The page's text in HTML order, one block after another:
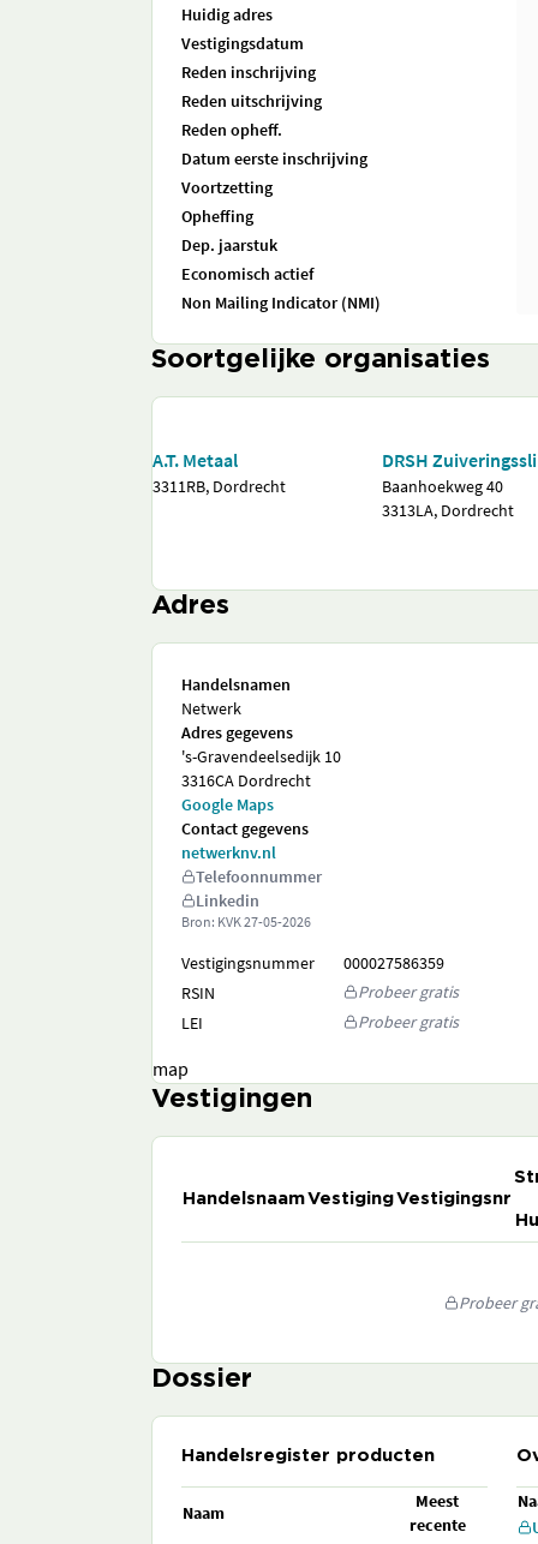
Huidig adres
Vestigingsdatum
Reden inschrijving
Reden uitschrijving
Reden opheff.
Datum eerste inschrijving
Voortzetting
Opheffing
Dep. jaarstuk
Economisch actief
Non Mailing Indicator (NMI)
Soortgelijke organisaties
A.T. Metaal
3311RB, Dordrecht
DRSH
Baanhoekweg 40
3313LA, Dordrecht
Adres
Handelsnamen
Netwerk
Adres gegevens
's-Gravendeelsedijk 10
3316CA Dordrecht
Google Maps
Contact gegevens
netwerknv.nl
Telefoonnummer
Linkedin
Bron: KVK27-05-2026
Vestigingsnummer
000027586359
RSIN
Probeer gratis
LEI
Probeer gratis
map
Vestigingen
HandelsnaamVestigingVestigingsnr
Probeer
Dossier
Handelsregister producten
Naam
Meest
recente